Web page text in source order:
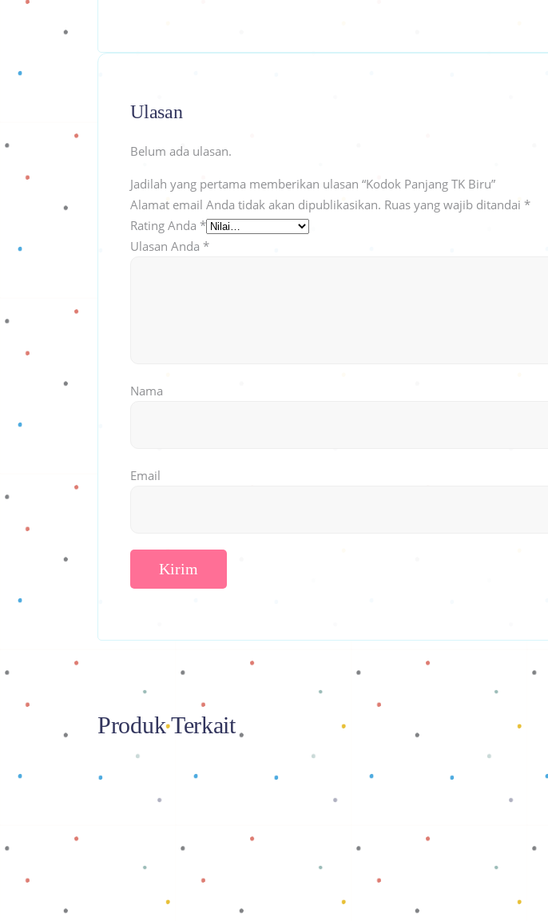
Ulasan
Belum ada ulasan.
Jadilah yang pertama memberikan ulasan “Kodok Panjang TK Biru”
Alamat email Anda tidak akan dipublikasikan. Ruas yang wajib ditandai *
Rating Anda *
Ulasan Anda *
Nama
Email
Produk Terkait
Baca selengkapnya Baca selengkapnya